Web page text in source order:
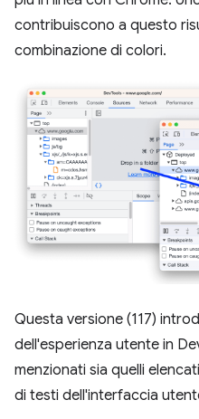
contribuiscono a questo
combinazione di colori.
Questa versione (117)
dell'esperienza utente in
menzionati sia quelli
di testi dell'interfaccia